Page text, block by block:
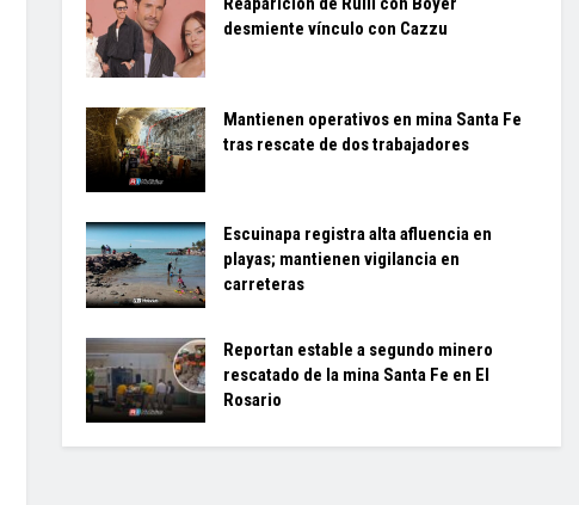
desmiente vínculo con Cazzu
Mantienen operativos en mina Santa Fe
tras rescate de dos trabajadores
Escuinapa registra alta afluencia en
playas; mantienen vigilancia en
carreteras
Reportan estable a segundo minero
rescatado de la mina Santa Fe en El
Rosario